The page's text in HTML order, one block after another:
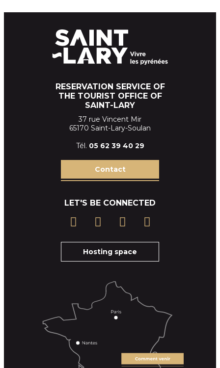
RESERVATION SERVICE OF
THE TOURIST OFFICE OF
SAINT-LARY
37 rue Vincent Mir
65170 Saint-Lary-Soulan
Tél. 05 62 39 40 29
Contact
LET'S BE CONNECTED
Hosting space